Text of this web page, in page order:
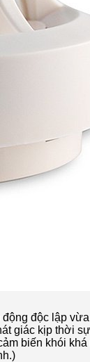
độc lập
giác kịp thời
biến khói